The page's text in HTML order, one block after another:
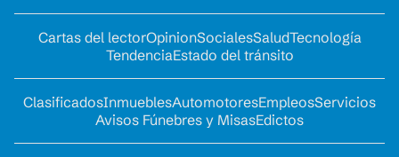
Cartas del lectorOpinionSocialesSaludTecnología
TendenciaEstado del tránsito
ClasificadosInmueblesAutomotoresEmpleosServicios
Avisos Fúnebres y MisasEdictos